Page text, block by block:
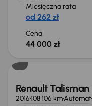
Miesięczna rata
od 262 zł
Cena
44 000 zł
Renault Talisman
2016108 106 kmAutomat